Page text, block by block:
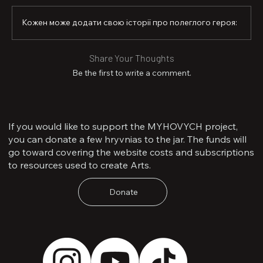
Хмельницького 3-го ступеня
Сьогодні йому мало виповниться 29 років
Світла памʼять і вічна слава Герою України
Кожен може додати свою історії про полеглого героя:
Share Your Thoughts
Be the first to write a comment.
If you would like to support the MYHOVYCH project,
you can donate a few hryvnias to the jar. The funds will
go toward covering the website costs and subscriptions
to resources used to create Arts.
Donate